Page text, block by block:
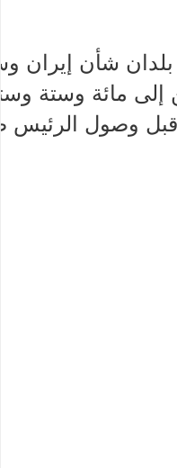
شأن إيران
مائة وستة
قبل وصول